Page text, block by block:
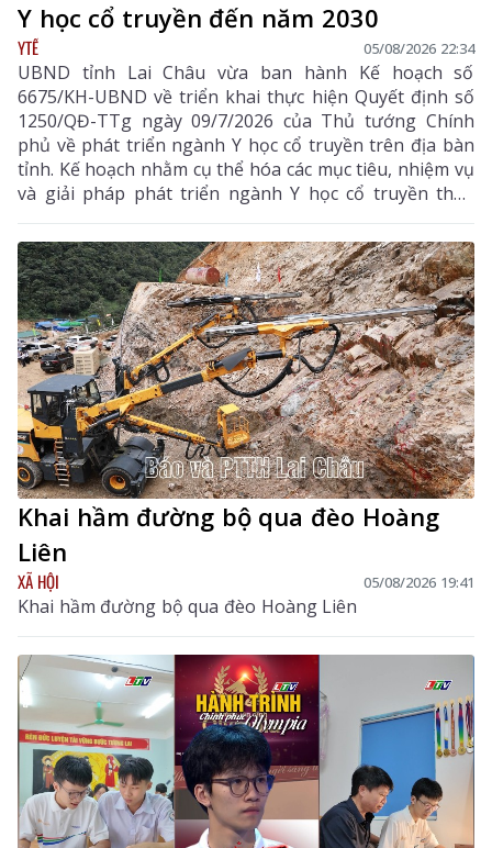
Y học cổ truyền đến năm 2030
YTẾ 05/08/2026 22:34
UBND tỉnh Lai Châu vừa ban hành Kế hoạch số
6675/KH-UBND về triển khai thực hiện Quyết định số
1250/QĐ-TTg ngày 09/7/2026 của Thủ tướng Chính
phủ về phát triển ngành Y học cổ truyền trên địa bàn
tỉnh. Kế hoạch nhằm cụ thể hóa các mục tiêu, nhiệm vụ
và giải pháp phát triển ngành Y học cổ truyền theo
hướng hiện đại, hiệu quả, bền vững; đẩy mạnh kết
hợp y học cổ truyền với y học hiện đại, phát huy tiềm
năng dược liệu của địa phương, góp phần nâng cao
chất lượng chăm sóc, bảo vệ sức khỏe nhân dân và
thúc đẩy phát triển kinh tế - xã hội.
Khai hầm đường bộ qua đèo Hoàng
Liên
XÃ HỘI 05/08/2026 19:41
Khai hầm đường bộ qua đèo Hoàng Liên